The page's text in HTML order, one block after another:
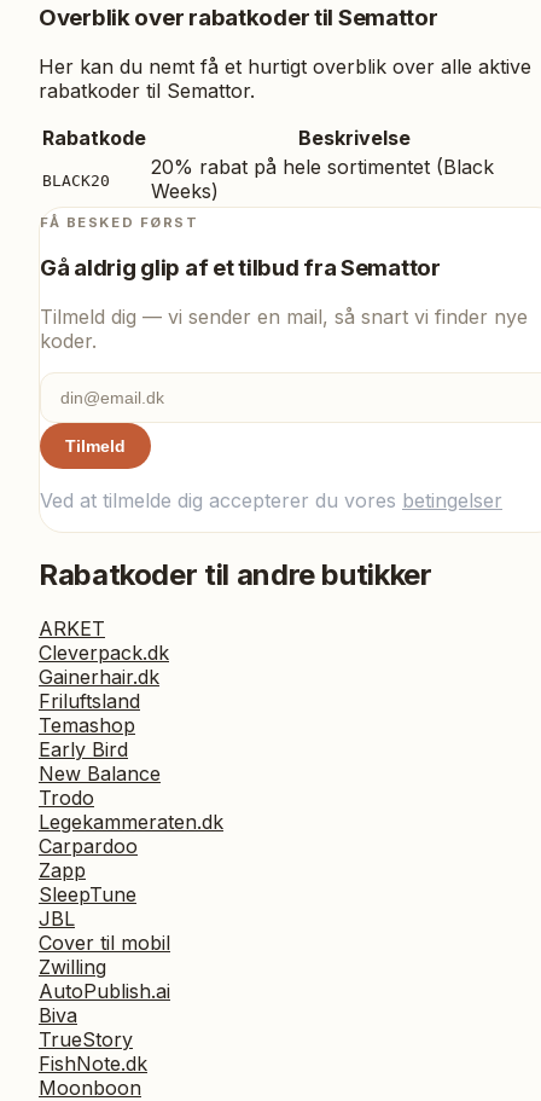
Overblik over rabatkoder til Semattor
Her kan du nemt få et hurtigt overblik over alle aktive
rabatkoder til Semattor.
Rabatkode
Beskrivelse
BLACK20
20% rabat på hele sortimentet (Black
Weeks)
FÅ BESKED FØRST
Gå aldrig glip af et tilbud fraSemattor
Tilmeld dig — vi sender en mail, så snart vi finder nye
koder.
Tilmeld
Ved at tilmelde dig accepterer du vores betingelser
Rabatkoder til andre butikker
ARKET
Cleverpack.dk
Gainerhair.dk
Friluftsland
Temashop
Early Bird
New Balance
Trodo
Legekammeraten.dk
Carpardoo
Zapp
SleepTune
JBL
Cover til mobil
Zwilling
AutoPublish.ai
Biva
TrueStory
FishNote.dk
Moonboon